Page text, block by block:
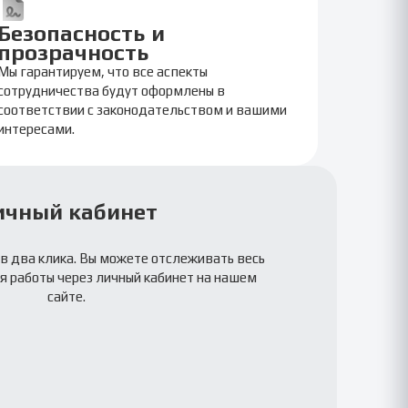
и
гарантируем, что все аспекты
будут оформлены в
с законодательством и вашими
кабинет
два клика. Вы можете отслеживать весь
работы через личный кабинет на нашем
сайте.